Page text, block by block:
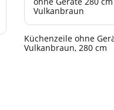
Küchenzeile ohne
Vulkanbraun, 280 cm